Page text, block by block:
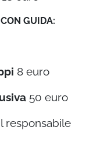
GUIDA:
8 euro
50 euro
responsabile